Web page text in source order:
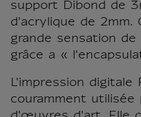
support Dibond de
d'acrylique de 2mm.
grande sensation
grâce a «
L'impression digitale
couramment utilisée